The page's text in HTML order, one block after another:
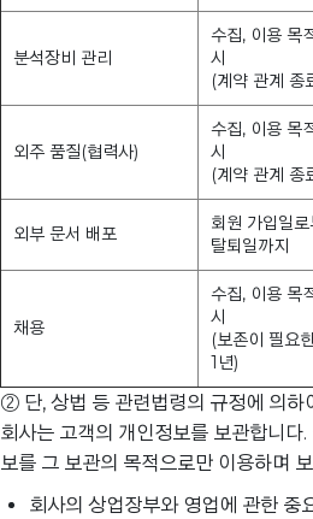
분석장비 관리
수집, 이용 목
시
(계약 관계 종
외주 품질(협력사)
수집, 이용 목
시
(계약 관계 종
외부 문서 배포
회원 가입일로
탈퇴일까지
채용
수집, 이용 목
시
(보존이 필요
1년)
② 단, 상법 등 관련법령의 규정에 의하
회사는 고객의 개인정보를 보관합니다
보를 그 보관의 목적으로만 이용하며
회사의 상업장부와 영업에 관한 중